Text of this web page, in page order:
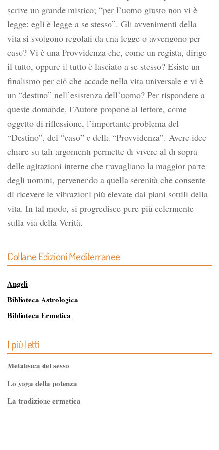
scrive un grande mistico; “per l’uomo giusto non vi è
legge: egli è legge a se stesso”. Gli avvenimenti della
vita si svolgono regolati da una legge o avvengono per
caso? Vi è una Provvidenza che, come un regista, dirige
il tutto, oppure il tutto è lasciato a se stesso? Esiste un
finalismo per ciò che accade nella vita universale e vi è
un “destino” nell’esistenza dell’uomo? Per rispondere a
queste domande, l’Autore propone al lettore, come
oggetto di riflessione, l’importante problema del
“Destino”, del “caso” e della “Provvidenza”. Avere idee
chiare su tali argomenti permette di vivere al di sopra
delle agitazioni interne che travagliano la maggior parte
degli uomini, pervenendo a quella serenità che consente
di ricevere le vibrazioni più elevate dai piani sottili della
vita. In tal modo, si progredisce pure più celermente
sulla via della Verità.
Collane Edizioni Mediterranee
Angeli
Biblioteca Astrologica
Biblioteca Ermetica
Biblioteca dei Misteri
Classici dell'Occulto
I più letti
Metafisica del sesso
Lo yoga della potenza
La tradizione ermetica